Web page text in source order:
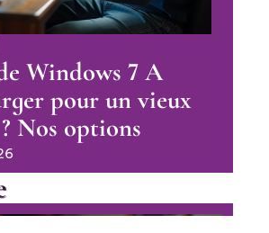
Windows 7 A
pour un vieux
Nos options